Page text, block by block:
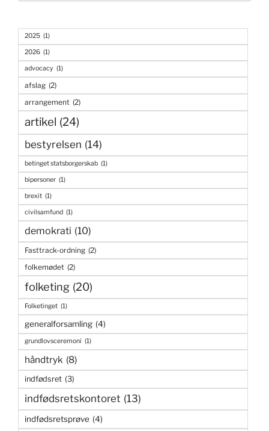
2025 (1)
2026 (1)
advocacy (1)
afslag (2)
arrangement (2)
artikel (24)
bestyrelsen (14)
betinget statsborgerskab (1)
bipersoner (1)
brexit (1)
civilsamfund (1)
demokrati (10)
Fasttrack-ordning (2)
folkemødet (2)
folketing (20)
Folketinget (1)
generalforsamling (4)
grundlovsceremoni (1)
håndtryk (8)
indfødsret (3)
indfødsretskontoret (13)
indfødsretsprøve (4)